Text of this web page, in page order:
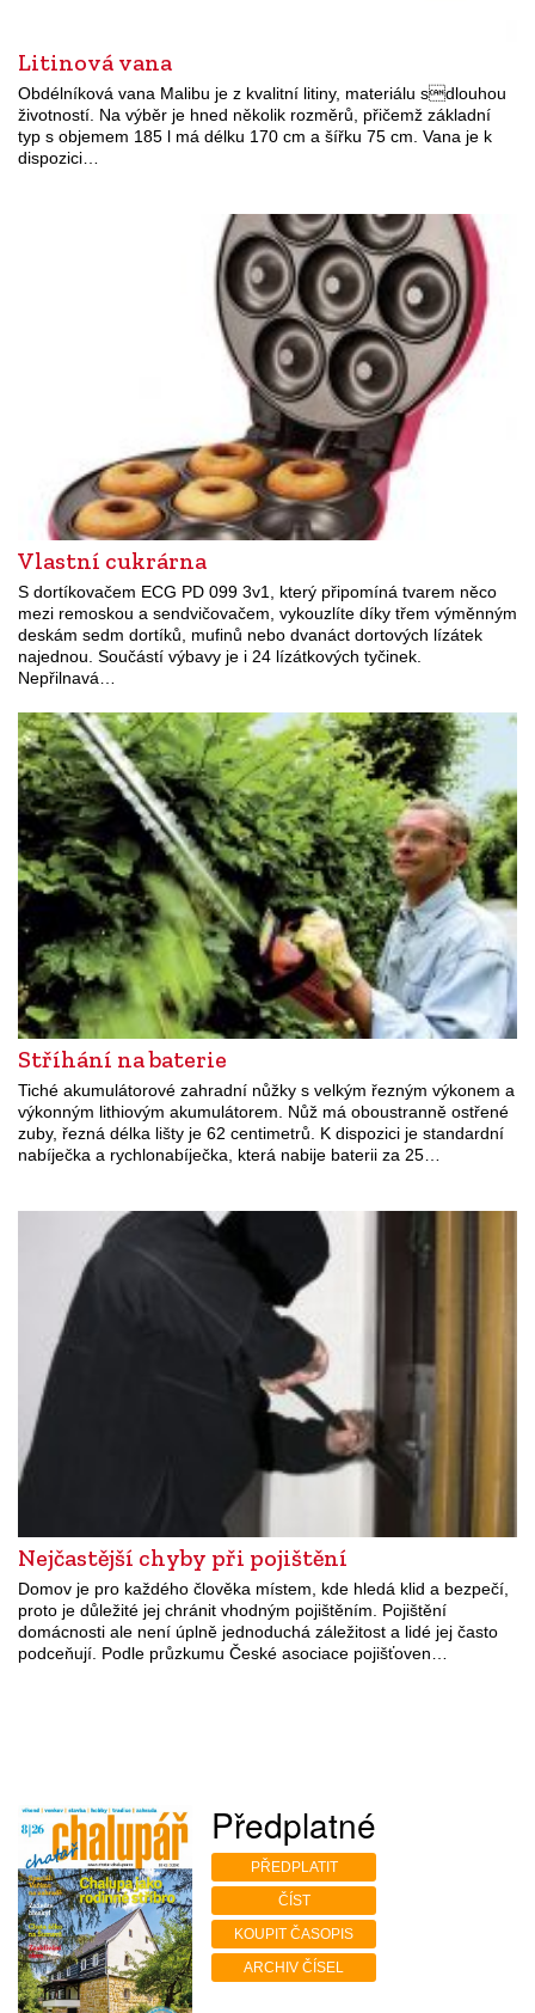
Litinová vana
Obdélníková vana Malibu je z kvalitní litiny, materiálu sdlouhou
životností. Na výběr je hned několik rozměrů, přičemž základní
typ s objemem 185 l má délku 170 cm a šířku 75 cm. Vana je k
dispozici…
Vlastní cukrárna
S dortíkovačem ECG PD 099 3v1, který připomíná tvarem něco
mezi remoskou a sendvičovačem, vykouzlíte díky třem výměnným
deskám sedm dortíků, mufinů nebo dvanáct dortových lízátek
najednou. Součástí výbavy je i 24 lízátkových tyčinek.
Nepřilnavá…
Stříhání na baterie
Tiché akumulátorové zahradní nůžky s velkým řezným výkonem a
výkonným lithiovým akumulátorem. Nůž má oboustranně ostřené
zuby, řezná délka lišty je 62 centimetrů. K dispozici je standardní
nabíječka a rychlonabíječka, která nabije baterii za 25…
Nejčastější chyby při pojištění
Domov je pro každého člověka místem, kde hledá klid a bezpečí,
proto je důležité jej chránit vhodným pojištěním. Pojištění
domácnosti ale není úplně jednoduchá záležitost a lidé jej často
podceňují. Podle průzkumu České asociace pojišťoven…
Předplatné
PŘEDPLATIT
ČÍST
KOUPIT ČASOPIS
ARCHIV ČÍSEL